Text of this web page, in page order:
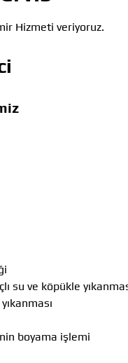
Hizmeti veriyoruz.
su ve köpükle
boyama işlemi